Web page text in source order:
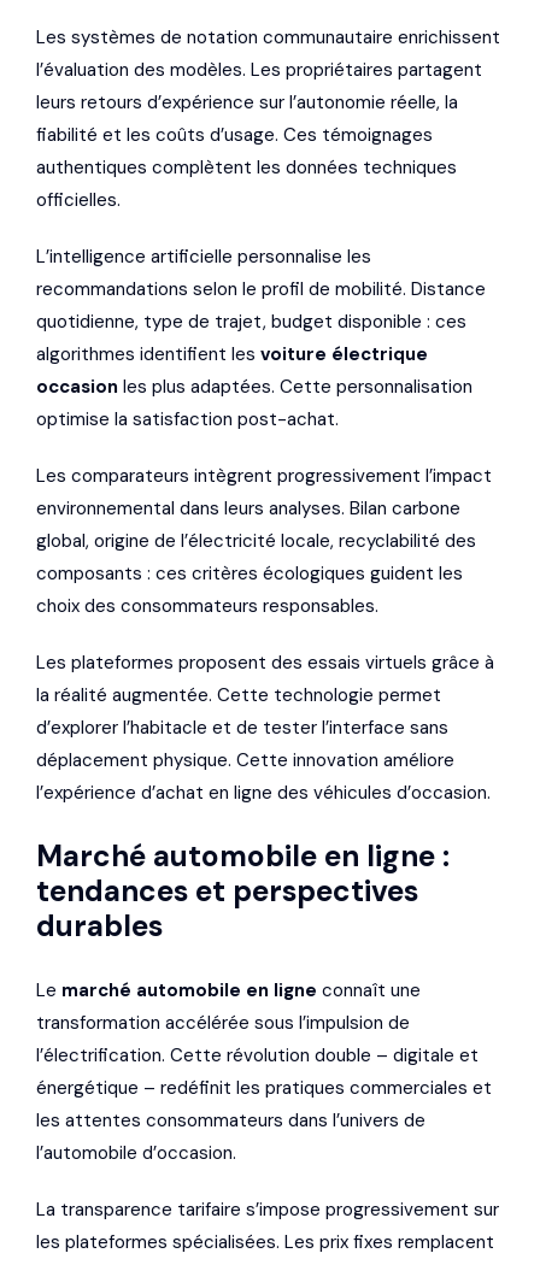
Les systèmes de notation communautaire enrichissent
l’évaluation des modèles. Les propriétaires partagent
leurs retours d’expérience sur l’autonomie réelle, la
fiabilité et les coûts d’usage. Ces témoignages
authentiques complètent les données techniques
officielles.
L’intelligence artificielle personnalise les
recommandations selon le profil de mobilité. Distance
quotidienne, type de trajet, budget disponible : ces
algorithmes identifient les voiture électrique
occasion les plus adaptées. Cette personnalisation
optimise la satisfaction post-achat.
Les comparateurs intègrent progressivement l’impact
environnemental dans leurs analyses. Bilan carbone
global, origine de l’électricité locale, recyclabilité des
composants : ces critères écologiques guident les
choix des consommateurs responsables.
Les plateformes proposent des essais virtuels grâce à
la réalité augmentée. Cette technologie permet
d’explorer l’habitacle et de tester l’interface sans
déplacement physique. Cette innovation améliore
l’expérience d’achat en ligne des véhicules d’occasion.
Marché automobile en ligne :
tendances et perspectives
durables
Le marché automobile en ligne connaît une
transformation accélérée sous l’impulsion de
l’électrification. Cette révolution double – digitale et
énergétique – redéfinit les pratiques commerciales et
les attentes consommateurs dans l’univers de
l’automobile d’occasion.
La transparence tarifaire s’impose progressivement sur
les plateformes spécialisées. Les prix fixes remplacent